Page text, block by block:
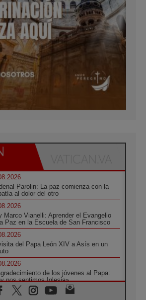
Parolin: La paz comienza con la
al dolor del otro
Marco Vianelli: Aprender el Evangelio
Paz en la Escuela de San Francisco
visita del Papa León XIV a Asís en un
de los jóvenes al Papa:
nos sentimos Iglesia»